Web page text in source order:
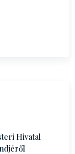
Hivatal